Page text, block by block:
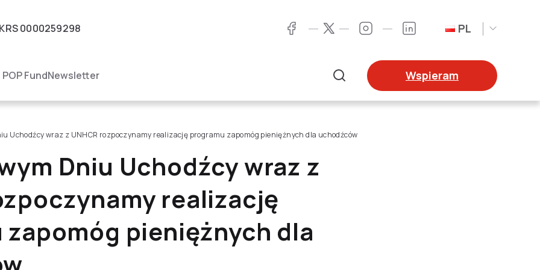
KRS0000259298 FacebookTwitter InstagramLinkedIn PL
POP FundNewsletter
Wspieram
Uchodźcy wraz z UNHCR rozpoczynamy realizację programu zapomóg pieniężnych dla uchodźców
Dniu Uchodźcy wraz z
realizację
zapomóg pieniężnych dla